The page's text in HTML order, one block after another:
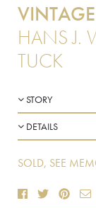
HANS J.
TUCK
STORY
DETAILS
SOLD, SEE